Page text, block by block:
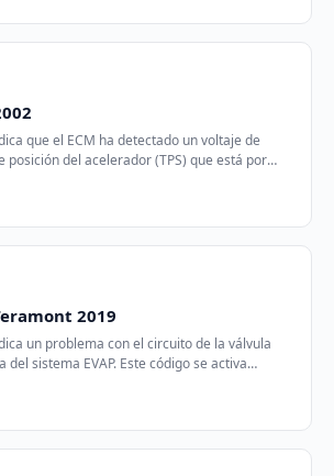
que el ECM ha detectado un voltaje de
posición del acelerador (TPS) que está por
2019
un problema con el circuito de la válvula
del sistema EVAP. Este código se activa